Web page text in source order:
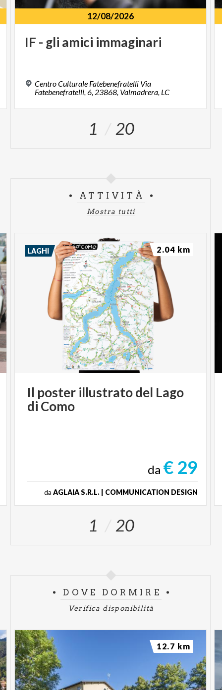
12/08/2026
IF - gli amici immaginari
Centro Culturale Fatebenefratelli Via
Fatebenefratelli, 6, 23868, Valmadrera, LC
1 20
ATTIVITÀ
Mostra tutti
Il poster illustratodel Lago
di Como
da € 29
da AGLAIA S.R.L. | COMMUNICATION DESIGN
LAGHI 2.04 km
1 20
DOVE DORMIRE
Verifica disponibilità
12.7 km